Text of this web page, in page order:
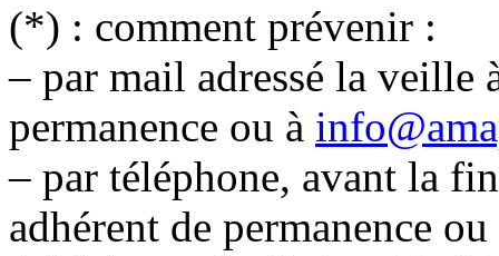
(*) : comment prévenir :
– par mail adressé la veille
permanence ou à
– par téléphone, avant la
adhérent de permanence